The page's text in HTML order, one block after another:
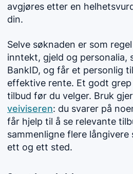
avgjøres etter en
din.
Selve søknaden er som
inntekt, gjeld og personalia,
BankID, og får et personlig
effektive rente. Et godt
tilbud før du velger. Bruk
veiviseren: du svarer på
får hjelp til å se relevante
sammenligne flere
ett og ett sted.